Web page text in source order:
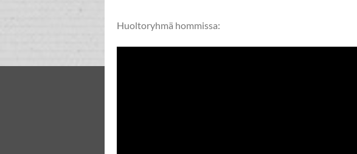
Huoltoryhmä hommissa: